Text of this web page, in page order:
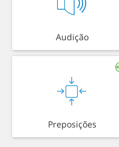
Audição
Preposições